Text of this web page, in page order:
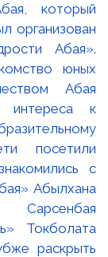
который
организован
Абая».
юных
Абая
интереса к
посетили
с
Абылхана
Токболата
раскрыть